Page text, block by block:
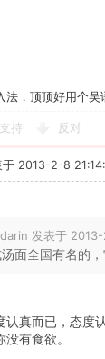
法，顶顶好用个吴
支持 反对
于 2013-2-8
发表于
面全国有名的
认真而已，态度
有食欲。